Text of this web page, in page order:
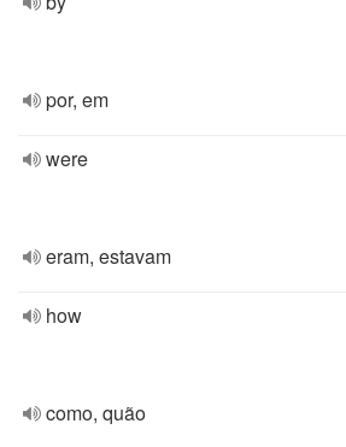
por, em
were
eram, estavam
how
como, quão